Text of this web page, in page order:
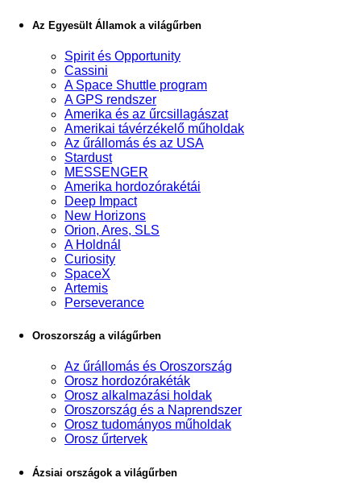
Az Egyesült Államok a világűrben
Spirit és Opportunity
Cassini
A Space Shuttle program
A GPS rendszer
Amerika és az űrcsillagászat
Amerikai távérzékelő műholdak
Az űrállomás és az USA
Stardust
MESSENGER
Amerika hordozórakétái
Deep Impact
New Horizons
Orion, Ares, SLS
A Holdnál
Curiosity
SpaceX
Artemis
Perseverance
Oroszország a világűrben
Az űrállomás és Oroszország
Orosz hordozórakéták
Orosz alkalmazási holdak
Oroszország és a Naprendszer
Orosz tudományos műholdak
Orosz űrtervek
Ázsiai országok a világűrben